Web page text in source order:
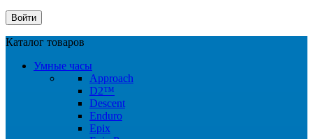
Каталог товаров
Умные часы
Approach
D2™
Descent
Enduro
Epix